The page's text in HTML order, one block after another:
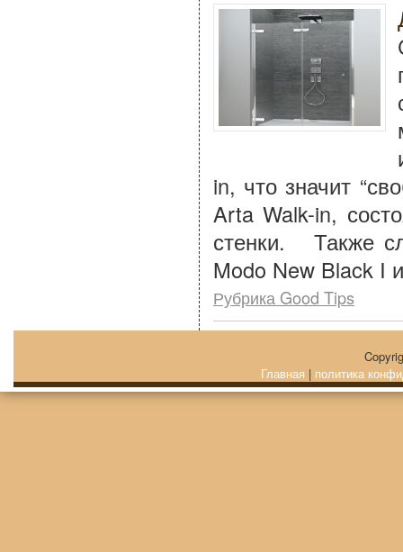
in, что значит
Arta Walk-in,
стенки. Также
Modo New Black I
Рубрика Good Tips
Главная | политика